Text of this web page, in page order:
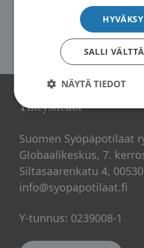
Yhteystiedot
Suomen Syöpäpotilaat
Globaalikeskus, 7.
Siltasaarenkatu 4,
info@syopapotilaat.fi
Y-tunnus: 0239008-1
SALLI
NÄYTÄ TIEDOT